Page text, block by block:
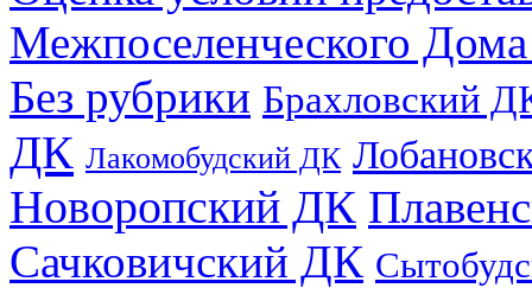
Межпоселенческого
Без рубрики Брахловский
ДК Лакомобудский ДК
Новоропский ДК
Сачковичский ДК